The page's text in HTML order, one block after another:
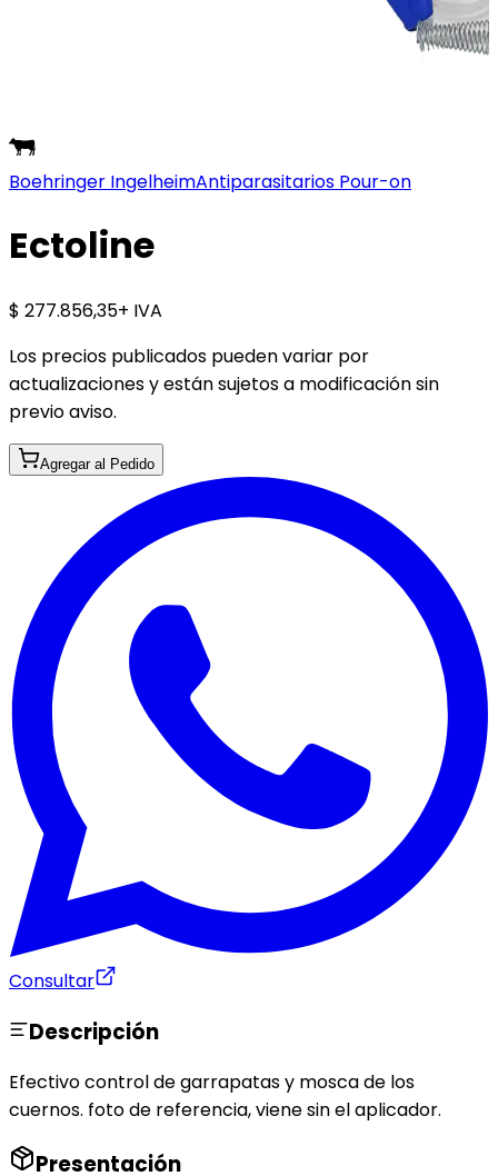
Boehringer IngelheimAntiparasitarios Pour-on
Ectoline
$ 277.856,35+ IVA
Los precios publicados pueden variar por
actualizaciones y están sujetos a modificación sin
previo aviso.
Agregar al Pedido
Consultar
Descripción
Efectivo control de garrapatas y mosca de los
cuernos. foto de referencia, viene sin el aplicador.
Presentación